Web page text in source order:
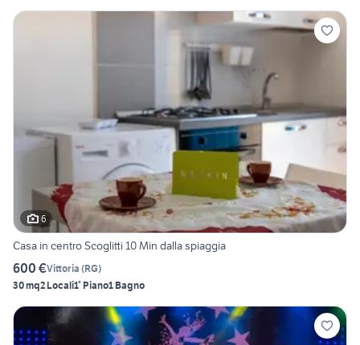
6
Casa in centro Scoglitti 10 Min dalla spiaggia
600 €Vittoria (RG)
30 mq2 Locali1° Piano1 Bagno